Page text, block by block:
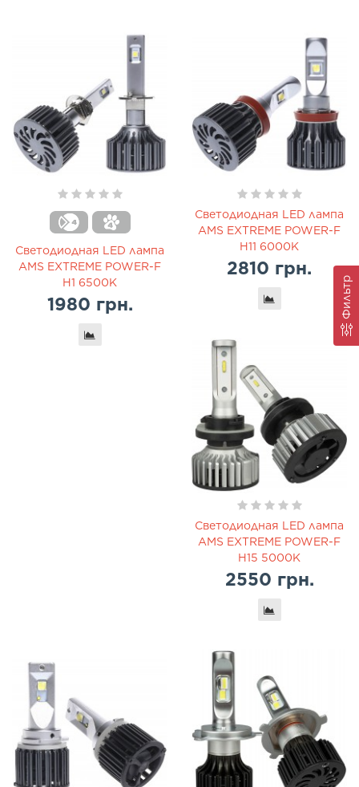
Фильтр
Светодиодная LED лампа
AMS EXTREME POWER-F
H1 6500K
1980 грн.
Светодиодная LED лампа
AMS EXTREME POWER-F
H11 6000K
2810 грн.
Светодиодная LED лампа
AMS EXTREME POWER-F
H15 5000K
2550 грн.